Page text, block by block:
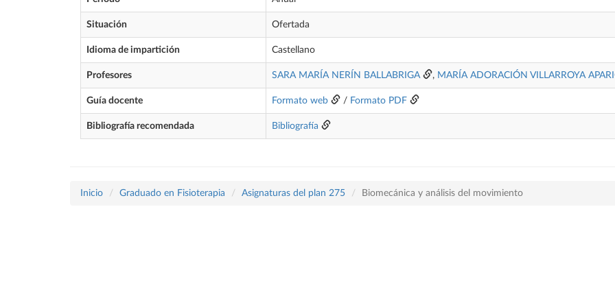
Situación Ofertada
Idioma de impartición Castellano
Profesores SARA MARÍA NERÍN BALLABRIGA , MARÍA ADORACIÓN VILLARROYA
Guía docente Formato web / Formato PDF
Bibliografía recomendada Bibliografía
Inicio Graduado en Fisioterapia Asignaturas del plan 275 Biomecánica y análisis del movimiento